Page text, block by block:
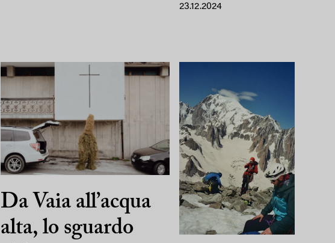
23.12.2024
Da Vaia all’acqua
alta, lo sguardo